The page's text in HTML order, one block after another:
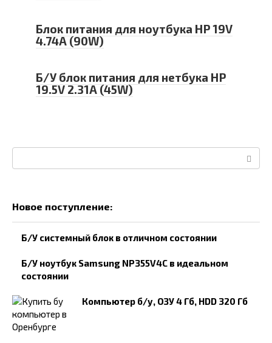
Блок питания для ноутбука HP 19V
4.74A (90W)
Б/У блок питания для нетбука HP
19.5V 2.31A (45W)
Новое поступление:
Б/У системный блок в отличном состоянии
Б/У ноутбук Samsung NP355V4C в идеальном
состоянии
Компьютер б/у, ОЗУ 4 Гб, HDD 320 Гб